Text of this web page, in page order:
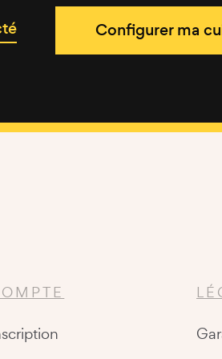
Configurer ma